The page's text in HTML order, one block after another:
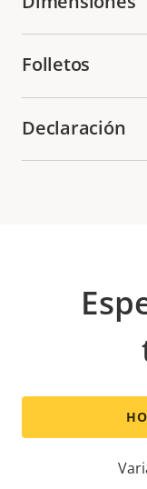
Folletos
Declaración